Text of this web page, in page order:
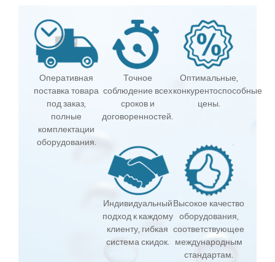
Оперативная
поставка товара
под заказ,
полные
комплектации
оборудования.
Точное
соблюдение всех
сроков и
договоренностей.
Оптимальные,
конкурентоспособные
цены.
Индивидуальный
подход к каждому
клиенту, гибкая
система скидок.
Высокое качество
оборудования,
соответствующее
международным
стандартам.